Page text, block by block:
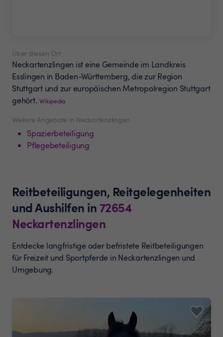
Weitere Angebote in Neckartenzlingen
Spazierbeteiligung
Pflegebeteiligung
Über diesen Ort
Neckartenzlingen ist eine Gemeinde im Landkreis
Esslingen in Baden-Württemberg, die zur Region
Stuttgart und zur europäischen Metropolregion Stuttgart
gehört. Wikipedia
Reitbeteiligungen, Reitgelegenheiten
und Aushilfen in 72654
Neckartenzlingen
Entdecke langfristige oder befristete Reitbeteiligungen
für Freizeit und Sportpferde in Neckartenzlingen und
Umgebung.